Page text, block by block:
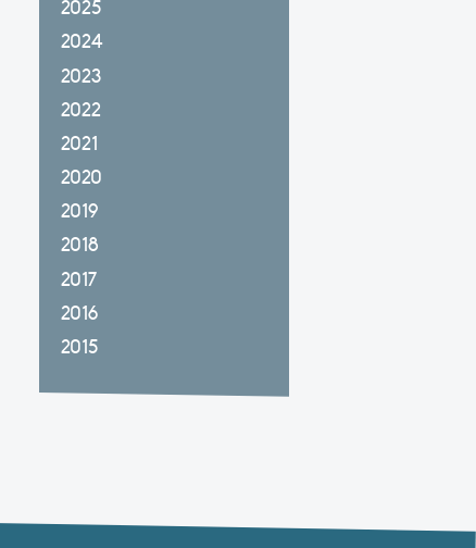
2025
2024
2023
2022
2021
2020
2019
2018
2017
2016
2015